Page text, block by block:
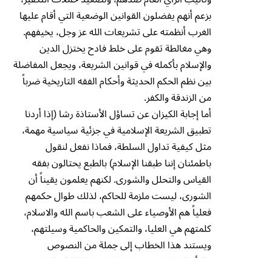
بزعم أنهم يفضلون القوانين الوضعية التي أقام عليها
الغرب أنظمته على تشريعات الله عز وجل، يخيفهم.
وهي مغالطة تقوم على خلط فادح يختزل الدين
والإسلام بأكمله في قوانين الشريعة، ويجعل المفاضلة
بين نظم الحكم الحديثة وأحكام الفقه التاريخية ضرباً
من الزندقة والكفر.
أما إجابة الكيزان عن تساؤل الأستاذة رشا (إذا أردنا
تطبيق الشريعة الإسلامية في جزئية سياسية مهمة،
مثل كيفية تداول السلطة، فماذا نفعل لنقول
باطمئنان إننا طبقنا الإسلام) بالطبع يحتالون بفقه
القياس والتحلل والشورى. لكنهم يعلمون يقيناً أن
الشورى، ليست ملزمة للحاكم، لذلك طوال حكمهم
فعلياً هم الأوصياء على الشعب باسم الله والاسلام،
كلمتهم هي العليا، والتمكين والحاكمية وسيلتهم،
ويستند هذا الخطاب إلى جملة من النصوص